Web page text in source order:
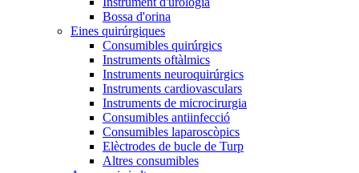
Bossa d'orina
Eines quirúrgiques
Consumibles quirúrgics
Instruments oftàlmics
Instruments neuroquirúrgics
Instruments cardiovasculars
Instruments de microcirurgia
Consumibles antiinfecció
Consumibles laparoscòpics
Elèctrodes de bucle de Turp
Altres consumibles